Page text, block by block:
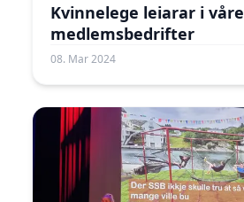
Kvinnelege leiarar i våre
medlemsbedrifter
08. Mar 2024